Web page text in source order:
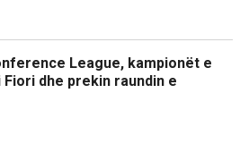
League, kampionët e
dhe prekin raundin e